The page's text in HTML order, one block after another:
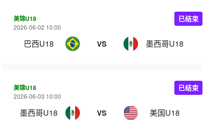
美锦U18
2026-06-02 10:00
巴西U18 VS 墨西哥U18
已结束
美锦U18
2026-06-03 10:00
墨西哥U18 VS 美国U18
已结束